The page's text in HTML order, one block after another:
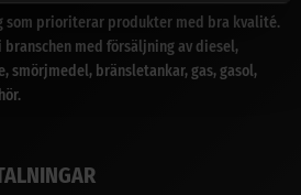
som prioriterar produkter med bra kvalité.
branschen med försäljning av diesel,
smörjmedel, bränsletankar, gas, gasol,